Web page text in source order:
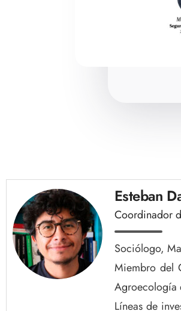
Esteban
Coordinador
Sociólogo,
Miembro del
Agroecología
Líneas de